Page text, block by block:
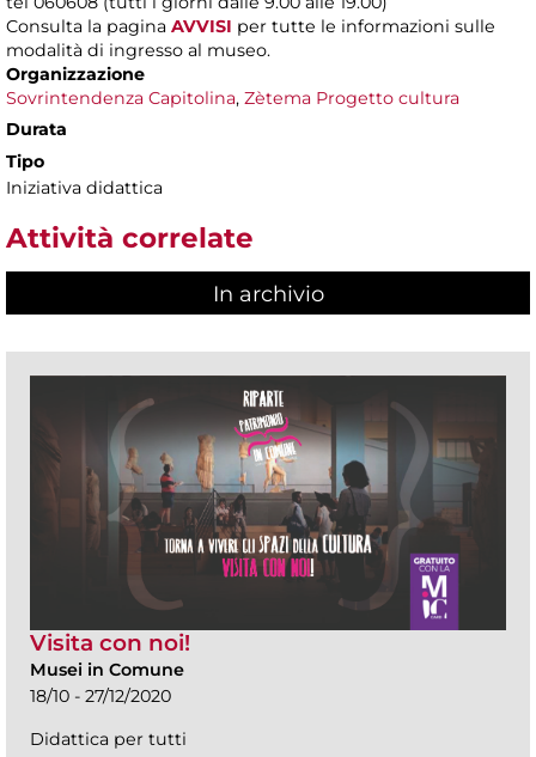
Consulta la pagina AVVISI per tutte le informazioni sulle
modalità di ingresso al museo.
Organizzazione
Sovrintendenza Capitolina, Zètema Progetto cultura
Durata
Tipo
Iniziativa didattica
Attività correlate
In archivio
Visita con noi!
Musei in Comune
18/10 - 27/12/2020
Didattica per tutti